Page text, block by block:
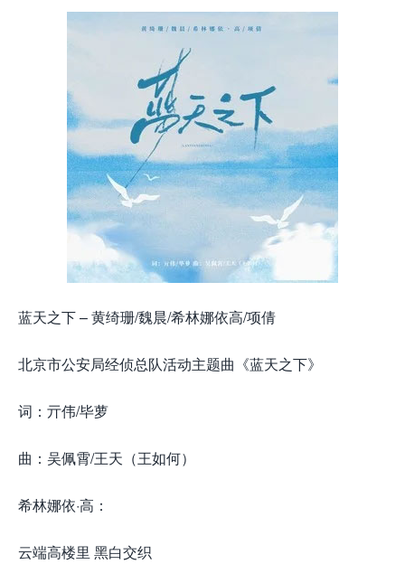
蓝天之下 – 黄绮珊/魏晨/希林娜依高/项倩
北京市公安局经侦总队活动主题曲《蓝天之下》
词：亓伟/毕萝
曲：吴佩霄/王天（王如何）
希林娜依·高：
云端高楼里 黑白交织